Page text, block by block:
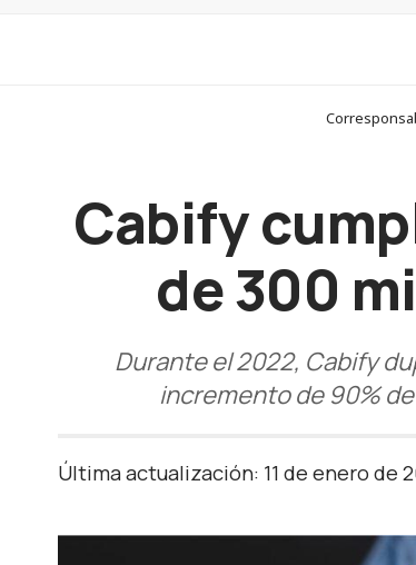
Cabify
de 300
Durante el 2022, Cabify
incremento de 90%
Última actualización: 11 de enero de